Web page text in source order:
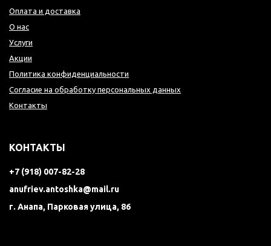
Оплата и доставка
О нас
Услуги
Акции
Политика конфиденциальности
Согласие на обработку персональных данных
Контакты
КОНТАКТЫ
+7 (918) 007-82-28
anufriev.antoshka@mail.ru
г. Анапа, Парковая улица, 86